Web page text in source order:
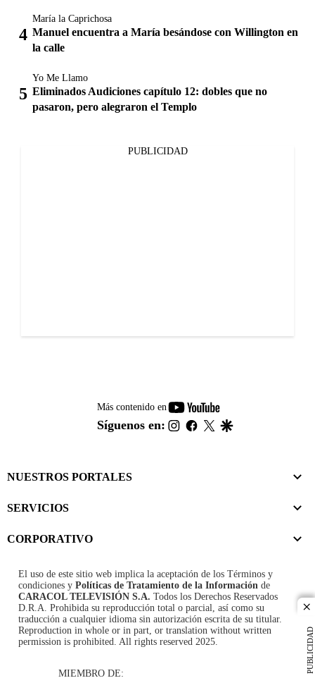
PUBLICIDAD
María la Caprichosa
Manuel encuentra a María besándose con Willington en
la calle
Yo Me Llamo
Eliminados Audiciones capítulo 12: dobles que no
pasaron, pero alegraron el Templo
PUBLICIDAD
Más contenido en
youtube-
footer
Síguenos en: instagram
facebook
twitter
NUESTROS PORTALES
SERVICIOS
CORPORATIVO
El uso de este sitio web implica la aceptación de los Términos y
condiciones y Políticas de Tratamiento de la Información de
CARACOL TELEVISIÓN S.A. Todos los Derechos Reservados
D.R.A. Prohibida su reproducción total o parcial, así como su
traducción a cualquier idioma sin autorización escrita de su titular.
Reproduction in whole or in part, or translation without written
permission is prohibited. All rights reserved 2025.
MIEMBRO DE: